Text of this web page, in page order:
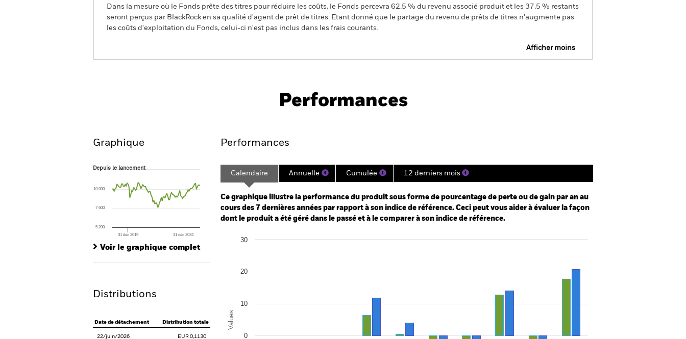
Dans la mesure où le Fonds prête des titres pour réduire les coûts, le Fonds percevra 62,5 % du revenu associé produit et les 37,5 % restants
seront perçus par BlackRock en sa qualité d'agent de prêt de titres. Etant donné que le partage du revenu de prêts de titres n'augmente pas
les coûts d'exploitation du Fonds, celui-ci n'est pas inclus dans les frais courants.
Afficher moins
Performances
Graphique
Depuis le lancement
The chart has 1 X axis displaying Time. Range: 2018-08-01 00:00:00 to 2026-07-31 00:00:00.
The chart has 1 Y axis displaying values. Range: -48 to 24.
Depuis le lancement
31 déc 2019 31 déc 2024
5 200
7 600
10 000
Voir le graphique complet
Distributions
Date de détachement Distribution totale
22/juin/2026 EUR 0,1130
Performances
Calendaire Annuelle Cumulée 12 derniers mois
Ce graphique illustre la performance du produit sous forme de pourcentage de perte ou de gain par an au
cours des 7 dernières années par rapport à son indice de référence. Ceci peut vous aider à évaluer la façon
dont le produit a été géré dans le passé et à le comparer à son indice de référence.
Bar chart with 2 data series.
Values
0
10
20
30